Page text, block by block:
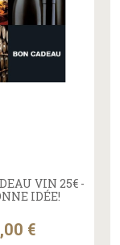
VIN 25€ -
IDÉE!
€